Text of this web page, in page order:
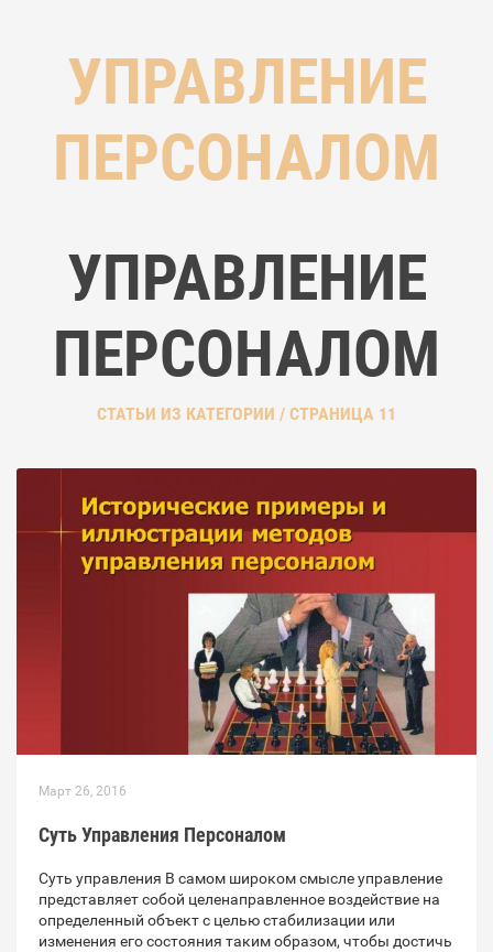
УПРАВЛЕНИЕ
ПЕРСОНАЛОМ
УПРАВЛЕНИЕ
ПЕРСОНАЛОМ
СТАТЬИ ИЗ КАТЕГОРИИ / СТРАНИЦА 11
Март 26, 2016
Суть Управления Персоналом
Суть управления В самом широком смысле управление
представляет собой целенаправленное воздействие на
определенный объект с целью стабилизации или
изменения его состояния таким образом, чтобы достичь